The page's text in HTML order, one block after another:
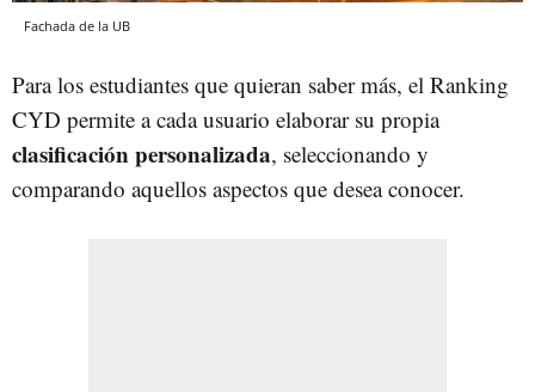
Fachada de la UB
Para los estudiantes que quieran saber más, el Ranking
CYD permite a cada usuario elaborar su propia
clasificación personalizada, seleccionando y
comparando aquellos aspectos que desea conocer.